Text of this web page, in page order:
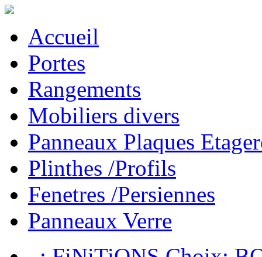
Accueil
Portes
Rangements
Mobiliers divers
Panneaux Plaques
Plinthes /Profils
Fenetres /Persiennes
Panneaux Verre